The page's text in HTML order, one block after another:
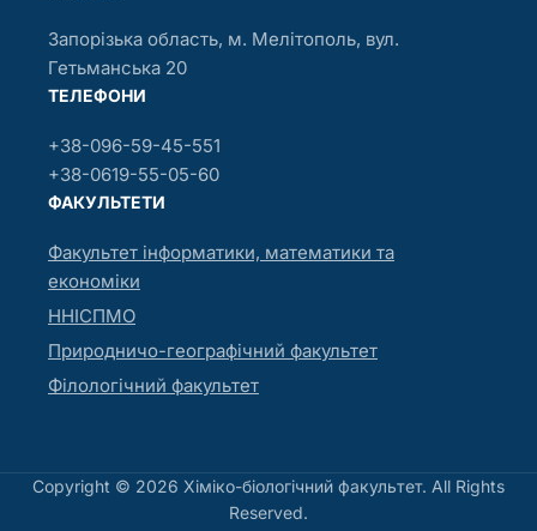
Запорізька область, м. Мелітополь, вул.
Гетьманська 20
ТЕЛЕФОНИ
+38-096-59-45-551
+38-0619-55-05-60
ФАКУЛЬТЕТИ
Факультет інформатики, математики та
економіки
ННІСПМО
Природничо-географічний факультет
Філологічний факультет
Copyright © 2026 Хіміко-біологічний факультет. All Rights
Reserved.